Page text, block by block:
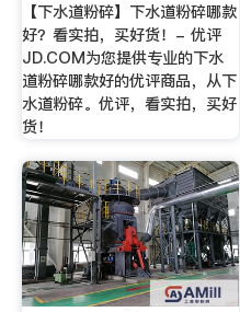
【下水道粉碎】下水道粉碎哪款
好？看实拍，买好货！- 优评
JD.COM为您提供专业的下水
道粉碎哪款好的优评商品，从下
水道粉碎。优评，看实拍，买好
货！